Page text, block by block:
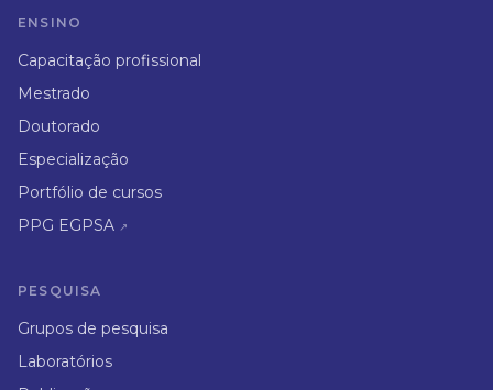
ENSINO
Capacitação profissional
Mestrado
Doutorado
Especialização
Portfólio de cursos
PPG EGPSA ↗
PESQUISA
Grupos de pesquisa
Laboratórios